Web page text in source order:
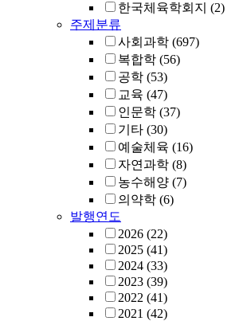
한국체육학회지 (2)
주제분류
사회과학 (697)
복합학 (56)
공학 (53)
교육 (47)
인문학 (37)
기타 (30)
예술체육 (16)
자연과학 (8)
농수해양 (7)
의약학 (6)
발행연도
2026 (22)
2025 (41)
2024 (33)
2023 (39)
2022 (41)
2021 (42)